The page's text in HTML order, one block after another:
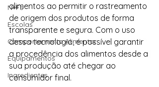
N+Fs
Escolas
Comportamento Alimentar
Equipamentos
Ingredientes
alimentos ao permitir o rastreamento
de origem dos produtos de forma
transparente e segura. Com o uso
dessa tecnologia, é possível garantir
a procedência dos alimentos desde a
sua produção até chegar ao
consumidor final.